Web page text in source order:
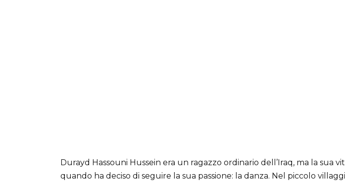
Durayd Hassouni Hussein era un ragazzo ordinario dell’Iraq, ma la sua
quando ha deciso di seguire la sua passione: la danza. Nel piccolo